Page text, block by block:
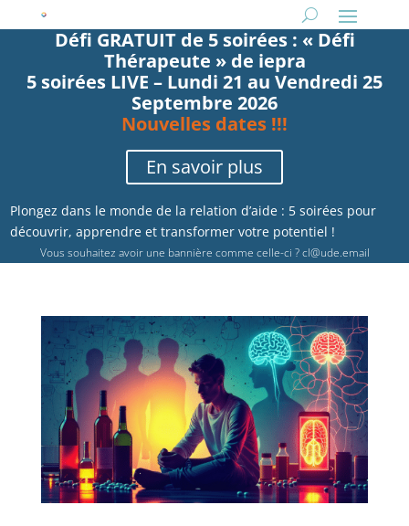
Défi GRATUIT de 5 soirées : « Défi
Thérapeute » de iepra
5 soirées LIVE – Lundi 21 au Vendredi 25
Septembre 2026
Nouvelles dates !!!
En savoir plus
Plongez dans le monde de la relation d’aide : 5 soirées pour
découvrir, apprendre et transformer votre potentiel !
Vous souhaitez avoir une bannière comme celle-ci ?cl@ude.email